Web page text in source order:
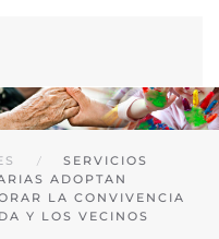
SERVICIOS
ADOPTAN
LA CONVIVENCIA
Y LOS VECINOS